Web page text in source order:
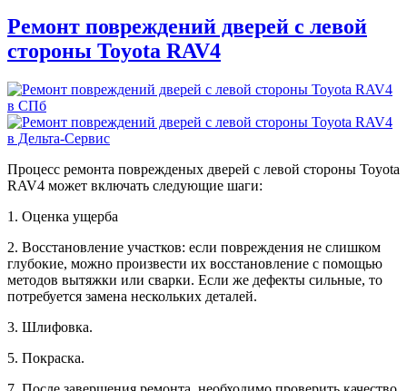
Ремонт повреждений дверей с левой
стороны Toyota RAV4
Процесс ремонта поврежденых дверей с левой стороны Toyota
RAV4 может включать следующие шаги:
1. Оценка ущерба
2. Восстановление участков: если повреждения не слишком
глубокие, можно произвести их восстановление с помощью
методов вытяжки или сварки. Если же дефекты сильные, то
потребуется замена нескольких деталей.
3. Шлифовка.
5. Покраска.